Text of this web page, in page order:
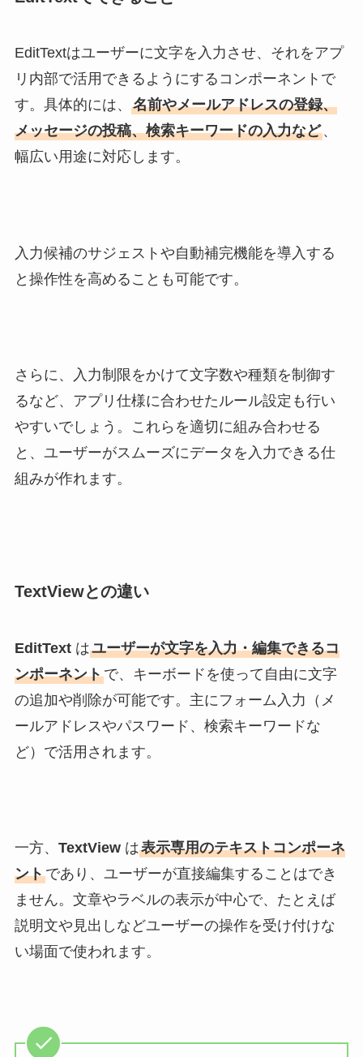
EditTextはユーザーに文字を入力させ、それをアプ
リ内部で活用できるようにするコンポーネントで
す。具体的には、 名前やメールアドレスの登録、
メッセージの投稿、検索キーワードの入力など、
幅広い用途に対応します。
入力候補のサジェストや自動補完機能を導入する
と操作性を高めることも可能です。
さらに、入力制限をかけて文字数や種類を制御す
るなど、アプリ仕様に合わせたルール設定も行い
やすいでしょう。これらを適切に組み合わせる
と、ユーザーがスムーズにデータを入力できる仕
組みが作れます。
TextViewとの違い
EditTextはユーザーが文字を入力・編集できるコ
ンポーネントで、キーボードを使って自由に文字
の追加や削除が可能です。主にフォーム入力（メ
ールアドレスやパスワード、検索キーワードな
ど）で活用されます。
一方、 TextViewは表示専用のテキストコンポーネ
ントであり、ユーザーが直接編集することはでき
ません。文章やラベルの表示が中心で、たとえば
説明文や見出しなどユーザーの操作を受け付けな
い場面で使われます。